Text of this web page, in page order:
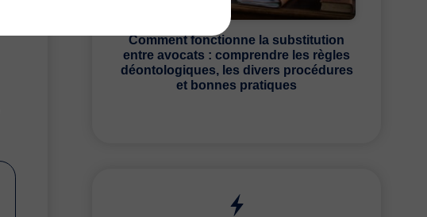
Comment fonctionne la substitution
entre avocats : comprendre les règles
déontologiques, les divers procédures
et bonnes pratiques